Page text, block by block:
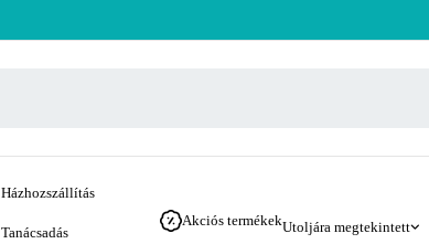
Házhozszállítás
Tanácsadás
Akciós termékekUtoljára megtekintett